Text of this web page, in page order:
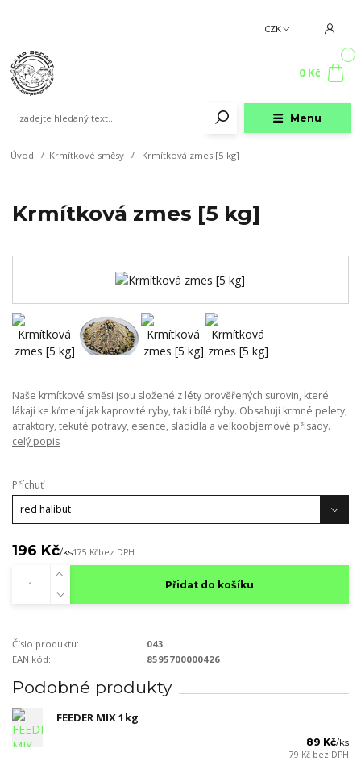
Menu
CZK
0 Kč
Úvod Krmítkové směsy Krmítková zmes [5 kg]
Krmítková zmes [5 kg]
Naše krmítkové směsi jsou složené z léty prověřených surovin, které
lákají ke kŕmení jak kaprovité ryby, tak i bílé ryby. Obsahují krmné pelety,
atraktory, tekuté potravy, esence, sladidla a velkoobjemové přísady.
celý popis
Příchuť
196 Kč/ks175 Kčbez DPH
Přidat do košíku
Číslo produktu:
043
EAN kód:
8595700000426
Podobné produkty
FEEDER MIX 1kg
89 Kč/ks
79 Kč bez DPH